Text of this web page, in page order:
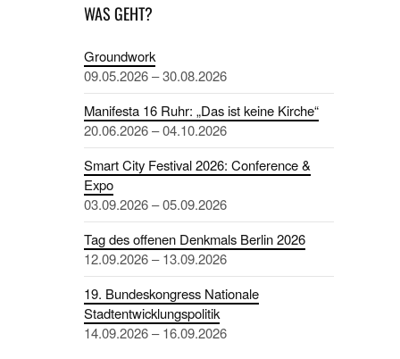
WAS GEHT?
Groundwork
09.05.2026 – 30.08.2026
Manifesta 16 Ruhr: „Das ist keine Kirche“
20.06.2026 – 04.10.2026
Smart City Festival 2026: Conference &
Expo
03.09.2026 – 05.09.2026
Tag des offenen Denkmals Berlin 2026
12.09.2026 – 13.09.2026
19. Bundeskongress Nationale
Stadtentwicklungspolitik
14.09.2026 – 16.09.2026